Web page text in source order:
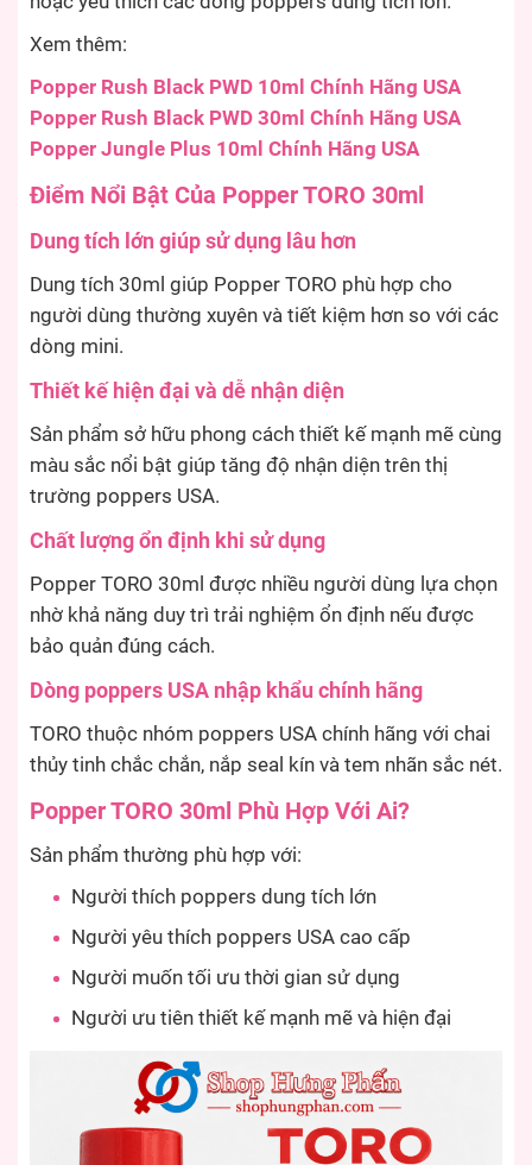
Xem thêm:
Popper Rush Black PWD 10ml Chính Hãng USA
Popper Rush Black PWD 30ml Chính Hãng USA
Popper Jungle Plus 10ml Chính Hãng USA
Điểm Nổi Bật Của Popper TORO 30ml
Dung tích lớn giúp sử dụng lâu hơn
Dung tích 30ml giúp Popper TORO phù hợp cho
người dùng thường xuyên và tiết kiệm hơn so với các
dòng mini.
Thiết kế hiện đại và dễ nhận diện
Sản phẩm sở hữu phong cách thiết kế mạnh mẽ cùng
màu sắc nổi bật giúp tăng độ nhận diện trên thị
trường poppers USA.
Chất lượng ổn định khi sử dụng
Popper TORO 30ml được nhiều người dùng lựa chọn
nhờ khả năng duy trì trải nghiệm ổn định nếu được
bảo quản đúng cách.
Dòng poppers USA nhập khẩu chính hãng
TORO thuộc nhóm poppers USA chính hãng với chai
thủy tinh chắc chắn, nắp seal kín và tem nhãn sắc nét.
Popper TORO 30ml Phù Hợp Với Ai?
Sản phẩm thường phù hợp với:
Người thích poppers dung tích lớn
Người yêu thích poppers USA cao cấp
Người muốn tối ưu thời gian sử dụng
Người ưu tiên thiết kế mạnh mẽ và hiện đại